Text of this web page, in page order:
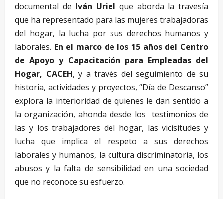
documental de Iván Uriel que aborda la travesía
que ha representado para las mujeres trabajadoras
del hogar, la lucha por sus derechos humanos y
laborales. En el marco de los 15 años del Centro
de Apoyo y Capacitación para Empleadas del
Hogar, CACEH, y a través del seguimiento de su
historia, actividades y proyectos, “Día de Descanso”
explora la interioridad de quienes le dan sentido a
la organización, ahonda desde los testimonios de
las y los trabajadores del hogar, las vicisitudes y
lucha que implica el respeto a sus derechos
laborales y humanos, la cultura discriminatoria, los
abusos y la falta de sensibilidad en una sociedad
que no reconoce su esfuerzo.